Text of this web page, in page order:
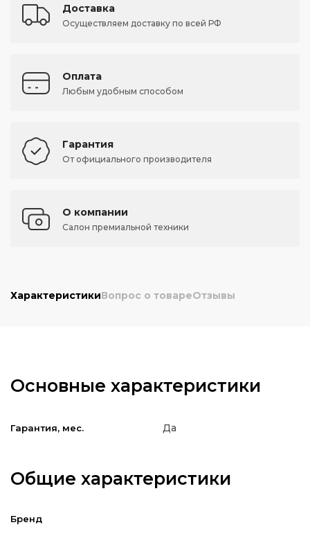
Доставка
Осуществляем доставку по всей РФ
Оплата
Любым удобным способом
Гарантия
От официального производителя
О компании
Салон премиальной техники
ХарактеристикиВопрос о товареОтзывы
Основные характеристики
Гарантия, мес. Да
Общие характеристики
Бренд